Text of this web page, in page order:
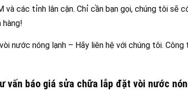
và các tỉnh lân cận. Chỉ cần bạn gọi, chúng tôi sẽ
hàng!
nước nóng lạnh – Hãy liên hệ với chúng tôi.
vấn báo giá sửa chữa lắp đặt vòi nước